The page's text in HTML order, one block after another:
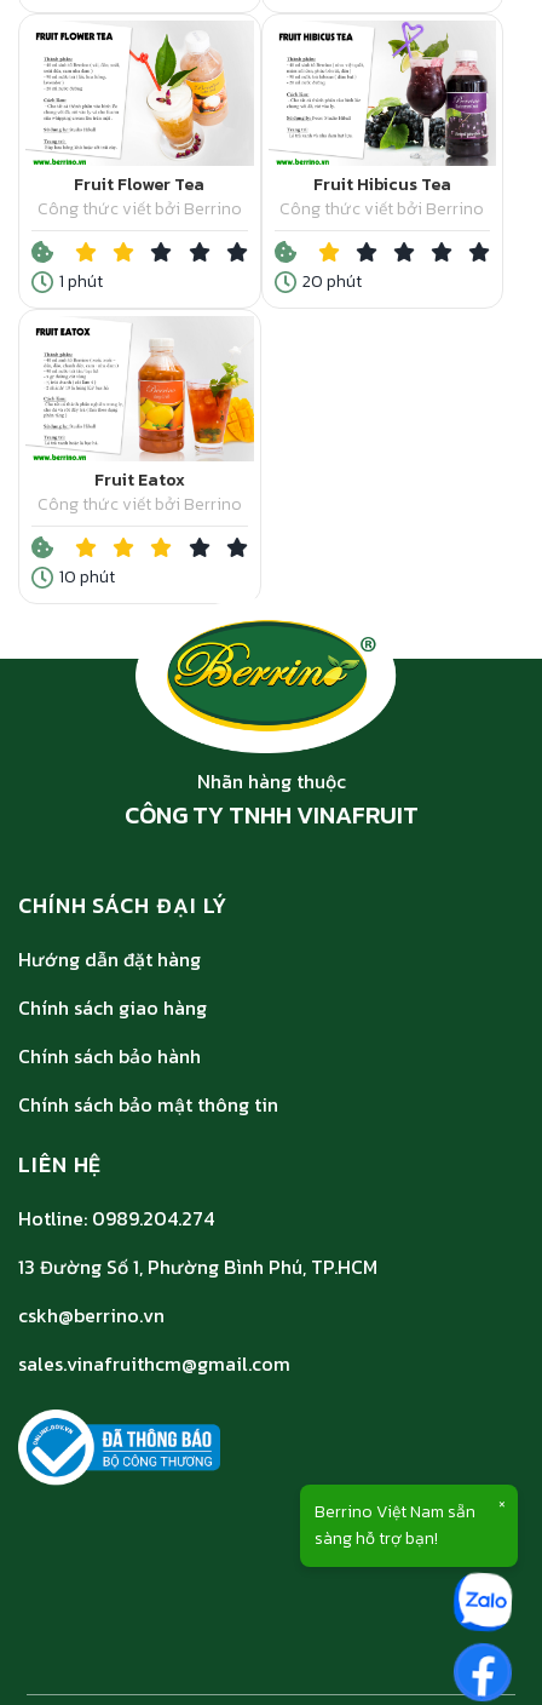
Berrino Việt Nam sẵn
sàng hỗ trợ bạn!
×
Fruit Flower Tea
Công thức viết bởi Berrino
1 phút
Fruit Hibicus Tea
Công thức viết bởi Berrino
20 phút
Fruit Eatox
Công thức viết bởi Berrino
10 phút
Nhãn hàng thuộc
CÔNG TY TNHH VINAFRUIT
CHÍNH SÁCH ĐẠI LÝ
Hướng dẫn đặt hàng
Chính sách giao hàng
Chính sách bảo hành
Chính sách bảo mật thông tin
LIÊN HỆ
Hotline: 0989.204.274
13 Đường Số 1, Phường Bình Phú, TP.HCM
cskh@berrino.vn
sales.vinafruithcm@gmail.com